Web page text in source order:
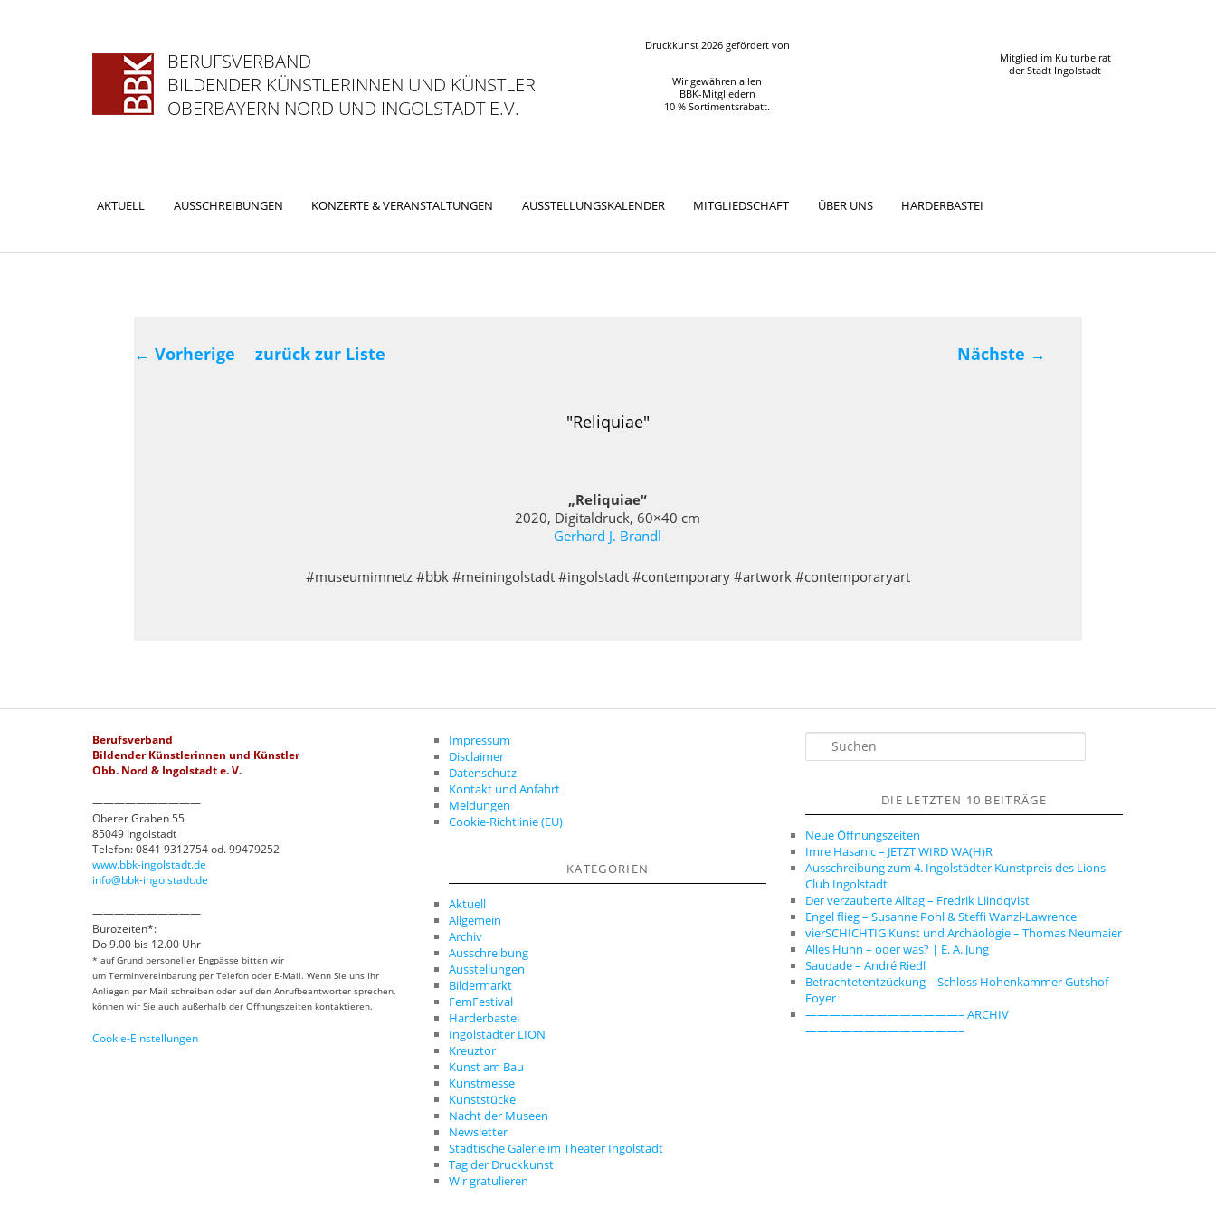
BERUFSVERBAND
BILDENDER KÜNSTLERINNEN UND KÜNSTLER
OBERBAYERN NORD UND INGOLSTADT E.V.
Druckkunst 2026 gefördert von
Wir gewähren allen
BBK-Mitgliedern
10 % Sortimentsrabatt.
Mitglied im Kulturbeirat
der Stadt Ingolstadt
ZUM
PRIMÄREN
ZUM
SEKUNDÄREN
AKTUELL AUSSCHREIBUNGEN KONZERTE & VERANSTALTUNGEN AUSSTELLUNGSKALENDER MITGLIEDSCHAFT ÜBER UNS HARDERBASTEI
Beitragsnavigation
← Vorherige zurück zur Liste Nächste →
"Reliquiae"
„Reliquiae“
2020, Digitaldruck, 60×40 cm
Gerhard J. Brandl
#museumimnetz #bbk #meiningolstadt #ingolstadt #contemporary #artwork #contemporaryart
Berufsverband
Bildender Künstlerinnen und Künstler
Obb. Nord & Ingolstadt e. V.
——————————
Oberer Graben 55
85049 Ingolstadt
Telefon: 0841 9312754 od. 99479252
www.bbk-ingolstadt.de
info@bbk-ingolstadt.de
——————————
Bürozeiten*:
Do 9.00 bis 12.00 Uhr
* auf Grund personeller Engpässe bitten wir
um Terminvereinbarung per Telefon oder E-Mail. Wenn Sie uns Ihr
Anliegen per Mail schreiben oder auf den Anrufbeantworter sprechen,
können wir Sie auch außerhalb der Öffnungszeiten kontaktieren.
Cookie-Einstellungen
Impressum
Disclaimer
Datenschutz
Kontakt und Anfahrt
Meldungen
Cookie-Richtlinie (EU)
KATEGORIEN
Aktuell
Allgemein
Archiv
Ausschreibung
Ausstellungen
Bildermarkt
FemFestival
Harderbastei
Ingolstädter LION
Kreuztor
Kunst am Bau
Kunstmesse
Kunststücke
Nacht der Museen
Newsletter
Städtische Galerie im Theater Ingolstadt
Tag der Druckkunst
Wir gratulieren
n
DIE LETZTEN 10 BEITRÄGE
Neue Öffnungszeiten
Imre Hasanic – JETZT WIRD WA(H)R
Ausschreibung zum 4. Ingolstädter Kunstpreis des Lions
Club Ingolstadt
Der verzauberte Alltag – Fredrik Liindqvist
Engel flieg – Susanne Pohl & Steffi Wanzl-Lawrence
vierSCHICHTIG Kunst und Archäologie – Thomas Neumaier
Alles Huhn – oder was? | E. A. Jung
Saudade – André Riedl
Betrachtetentzückung – Schloss Hohenkammer Gutshof
Foyer
—————————————– ARCHIV
—————————————–